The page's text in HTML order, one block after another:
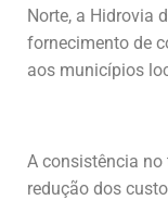
Norte, a Hidrovia
fornecimento de
aos municípios
A consistência
redução dos